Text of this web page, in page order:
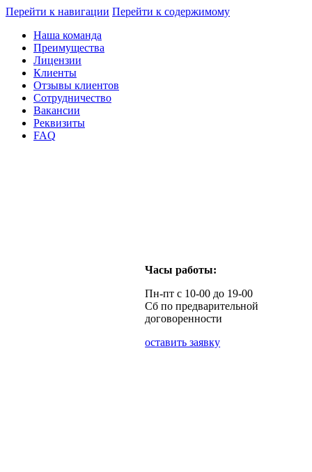
Перейти к навигации Перейти к содержимому
Наша команда
Преимущества
Лицензии
Клиенты
Отзывы клиентов
Сотрудничество
Вакансии
Реквизиты
FAQ
Часы работы:
Пн-пт с 10-00 до 19-00
Сб по предварительной
договоренности
оставить заявку